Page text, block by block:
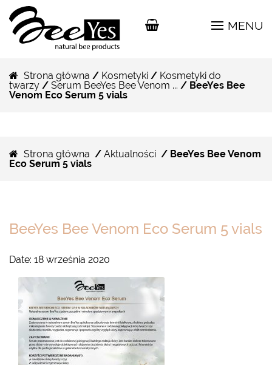
MENU
Strona główna / Kosmetyki/ Kosmetyki do
twarzy / Serum BeeYes Bee Venom ... / BeeYes Bee
Venom Eco Serum 5 vials
Strona główna / Aktualności/ BeeYes Bee Venom
Eco Serum 5 vials
BeeYes Bee Venom Eco Serum 5 vials
Date: 18 września 2020